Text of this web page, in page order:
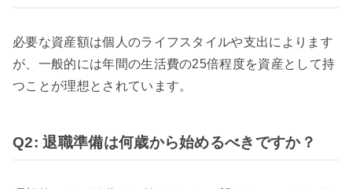
必要な資産額は個人のライフスタイルや支出によります
が、一般的には年間の生活費の25倍程度を資産として持
つことが理想とされています。
Q2: 退職準備は何歳から始めるべきですか？